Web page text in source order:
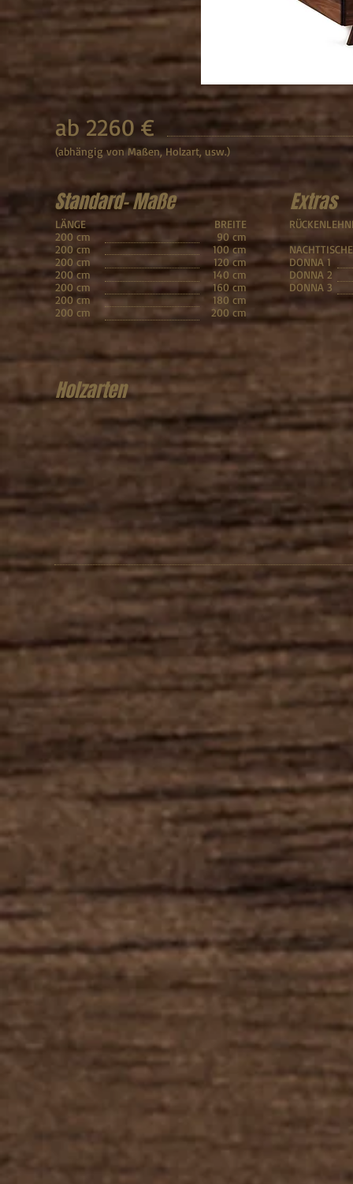
ab 2260 €
(abhängig von Maßen, Holzart, usw.)
Standard- Maße
BREITE
90 cm
100 cm
120 cm
140 cm
160 cm
180 cm
200 cm
LÄNGE
200 cm
200 cm
200 cm
200 cm
200 cm
200 cm
200 cm
Extras
NACHTTISCHE
DONNA 1
DONNA 2
DONNA 3
Holzarten